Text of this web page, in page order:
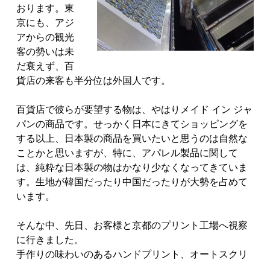
おります。東
京にも、アジ
アからの観光
客の勢いは未
だ衰えず、百
貨店の来客も半分位は外国人です。
百貨店で彼らが要望する物は、やはりメイド イン ジャ
パンの商品です。せっかく日本にきてショッピングを
する以上、日本製の商品を買いたいと思うのは自然な
ことかと思いますが、特に、アパレル製品に関して
は、純粋な日本製の物はかなり少なくなってきていま
す。生地が韓国だったり中国だったりが大勢を占めて
います。
そんな中、先日、お客様と京都のプリント工場へ視察
に行きました。
手作りの味わいのあるハンドプリント、オートスクリ